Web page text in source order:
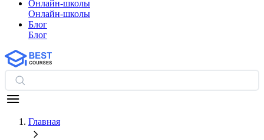
Онлайн-школы
Онлайн-школы
Блог
Блог
Главная